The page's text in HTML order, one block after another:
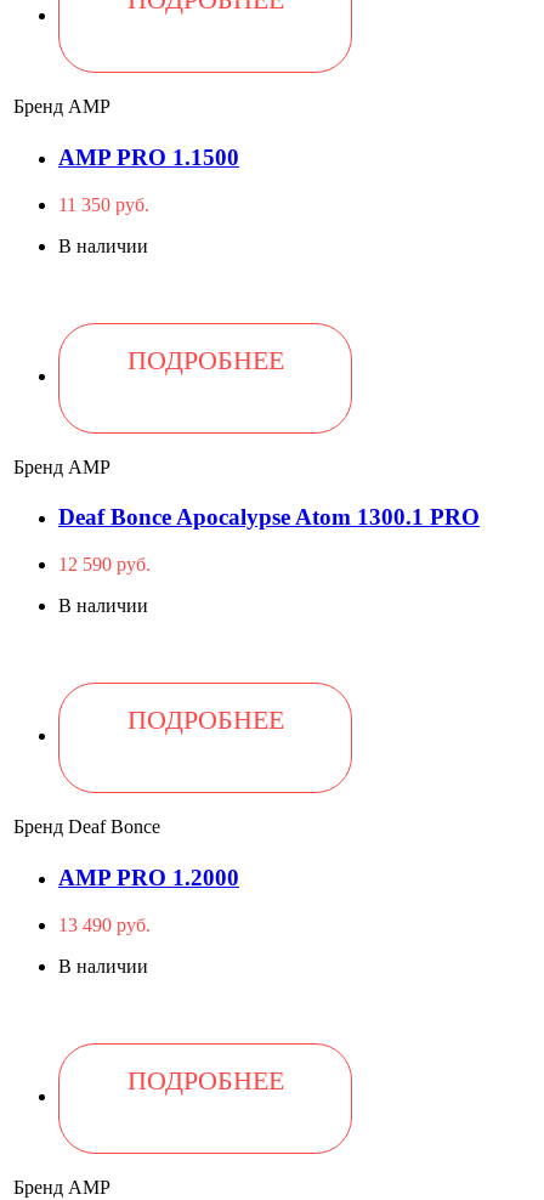
Бренд AMP
AMP PRO 1.1500
11 350 руб.
В наличии
ПОДРОБНЕЕ
Бренд AMP
Deaf Bonce Apocalypse Atom 1300.1 PRO
12 590 руб.
В наличии
ПОДРОБНЕЕ
Бренд Deaf Bonce
AMP PRO 1.2000
13 490 руб.
В наличии
ПОДРОБНЕЕ
Бренд AMP